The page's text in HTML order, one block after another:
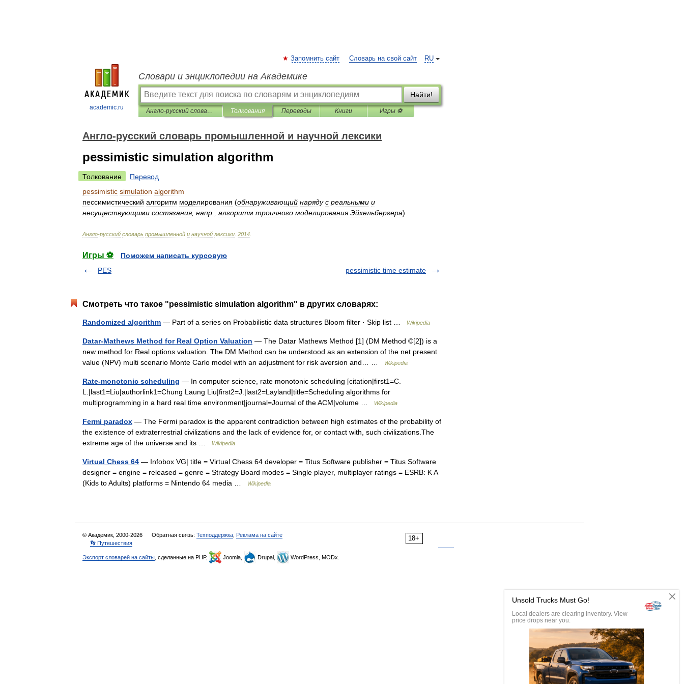
academic.ru
RU
Запомнить сайт Словарь на свой сайт
Словари и энциклопедии на Академике
Найти!
Англо-русский словарь промышленной и научной лексики Толкования Переводы Книги Игры ⚽
Англо-русский словарь промышленной и научной лексики
pessimistic simulation algorithm
Толкование
Перевод
pessimistic simulation algorithm
пессимистический алгоритм моделирования (обнаруживающий наряду с реальными и
несуществующими состязания, напр алгоритм троичного моделирования Эйхельбергера)
Англо-русский словарь промышленной и научной лексики 2014
Игры ⚽
Поможем написать курсовую
PES
pessimistic time estimate
Смотреть что такое "pessimistic simulation algorithm" в других словарях:
Randomized algorithm — Part of a series on Probabilistic data structures Bloom filter · Skip list … Wikipedia
Datar-Mathews Method for Real Option Valuation — The Datar Mathews Method [1] (DM Method ©[2]) is a
new method for Real options valuation. The DM Method can be understood as an extension of the net present
value (NPV) multi scenario Monte Carlo model with an adjustment for risk aversion and… …
Wikipedia
Rate-monotonic scheduling — In computer science, rate monotonic scheduling [citation|first1=C.
L.|last1=Liu|authorlink1=Chung Laung Liu|first2=J.|last2=Layland|title=Scheduling algorithms for
multiprogramming in a hard real time environment|journal=Journal of the ACM|volume …
Wikipedia
Fermi paradox — The Fermi paradox is the apparent contradiction between high estimates of the probability of
the existence of extraterrestrial civilizations and the lack of evidence for, or contact with, such civilizations.The
extreme age of the universe and its …
Wikipedia
Virtual Chess 64 — Infobox VG| title = Virtual Chess 64 developer = Titus Software publisher = Titus Software
designer = engine = released = genre = Strategy Board modes = Single player, multiplayer ratings = ESRB: K A
(Kids to Adults) platforms = Nintendo 64 media …
Wikipedia
18+
© Академик, 2000-2026 Обратная связь: Техподдержка Реклама на сайте
👣 Путешествия
Экспорт словарей на сайты , сделанные на PHP, Joomla, Drupal, WordPress, MODx.